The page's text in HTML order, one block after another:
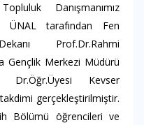
Danışmanımız
ÜNAL tarafından Fen
Prof.Dr.Rahmi
Gençlik Merkezi Müdürü
Dr.Öğr.Üyesi Kevser
takdimi gerçekleştirilmiştir.
Bölümü öğrencileri ve